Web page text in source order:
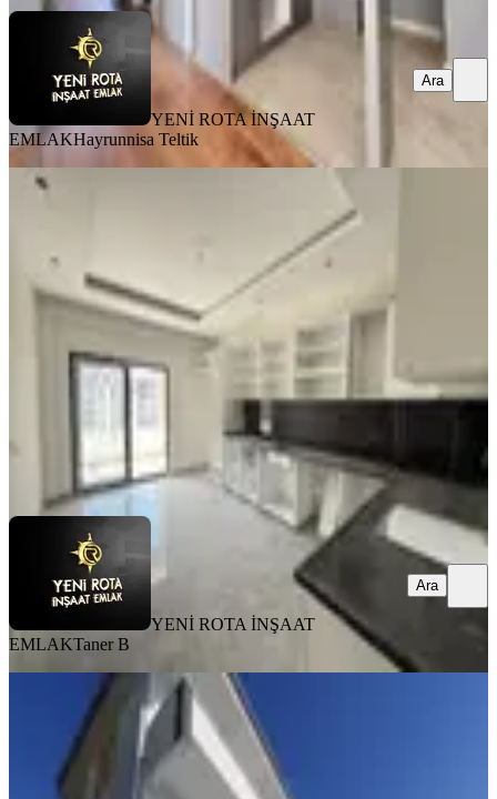
YENİ ROTA İNŞAAT
EMLAKHayrunnisa Teltik
Ara
SIFIR BİNA
Yeni Rota'dan Yeni Yapım Çift
Balkonlu Geniş Satlık 4+1 Daire
Onikişubat, Vadi Mahallesi
4+1·250 m²· 2. Kat
7.750.000 ₺
YENİ ROTA İNŞAAT EMLAKTaner B
YENİ ROTA İNŞAAT
EMLAKTaner B
Ara
Yeni Rota'dan Sıfır Yapı-yatay
Mimari-az Katlı-satılık 3+1 Daire
Onikişubat, Piri Reis Mahallesi